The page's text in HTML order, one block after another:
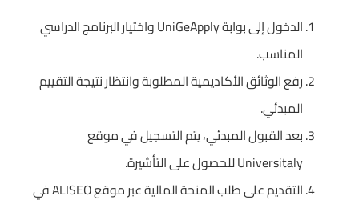
الدخول إلى بوابة UniGeApply واختيار البرنامج الدراسي
المناسب.
رفع الوثائق الأكاديمية المطلوبة وانتظار نتيجة التقييم
المبدئي.
بعد القبول المبدئي، يتم التسجيل في موقع
Universitaly للحصول على التأشيرة.
التقديم على طلب المنحة المالية عبر موقع ALISEO في